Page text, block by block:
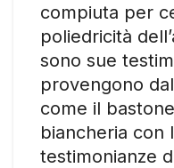
compiuta per
poliedricità
sono sue
provengono
come il
biancheria con
testimonianze